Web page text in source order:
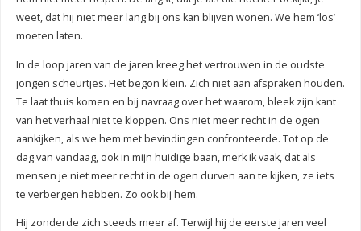
weet, dat hij niet meer lang bij ons kan blijven wonen. We hem ‘los’
moeten laten.
In de loop jaren van de jaren kreeg het vertrouwen in de oudste
jongen scheurtjes. Het begon klein. Zich niet aan afspraken houden.
Te laat thuis komen en bij navraag over het waarom, bleek zijn kant
van het verhaal niet te kloppen. Ons niet meer recht in de ogen
aankijken, als we hem met bevindingen confronteerde. Tot op de
dag van vandaag, ook in mijn huidige baan, merk ik vaak, dat als
mensen je niet meer recht in de ogen durven aan te kijken, ze iets
te verbergen hebben. Zo ook bij hem.
Hij zonderde zich steeds meer af. Terwijl hij de eerste jaren veel